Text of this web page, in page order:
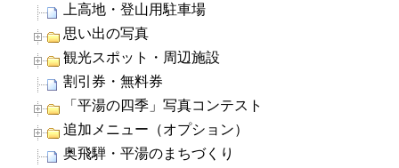
上高地・登山用駐車場
思い出の写真
観光スポット・周辺施設
割引券・無料券
「平湯の四季」写真コンテスト
追加メニュー（オプション）
奥飛騨・平湯のまちづくり